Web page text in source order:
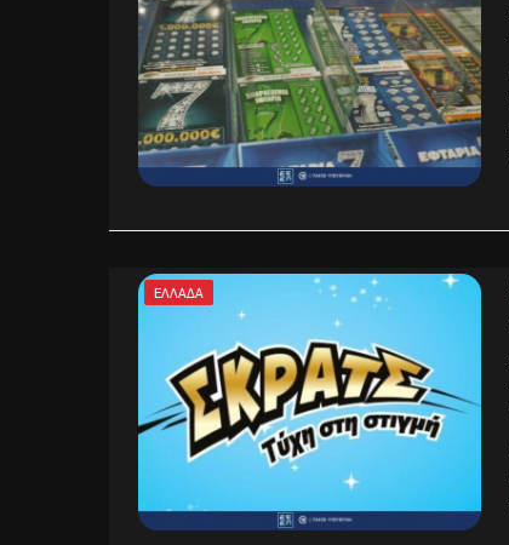
ΕΛΛΆΔΑ